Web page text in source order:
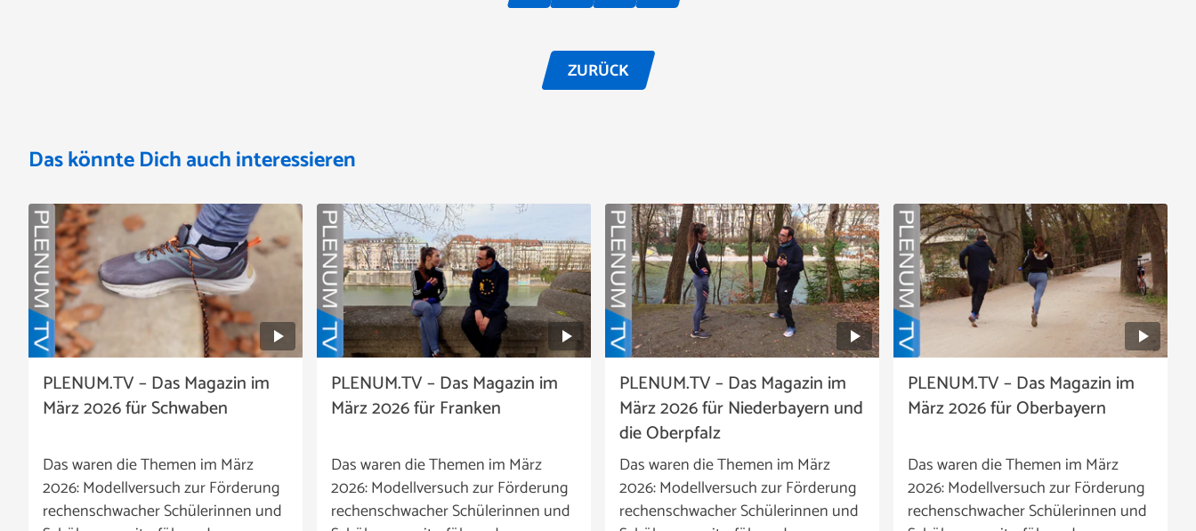
ZURÜCK
Das könnte Dich auch interessieren
PLENUM.TV – Das Magazin im
März 2026 für Schwaben
Das waren die Themen im März
2026: Modellversuch zur Förderung
rechenschwacher Schülerinnen und
PLENUM.TV – Das Magazin im
März 2026 für Franken
Das waren die Themen im März
2026: Modellversuch zur Förderung
rechenschwacher Schülerinnen und
PLENUM.TV – Das Magazin im
März 2026 für Niederbayern und
die Oberpfalz
Das waren die Themen im März
2026: Modellversuch zur Förderung
rechenschwacher Schülerinnen und
PLENUM.TV – Das Magazin im
März 2026 für Oberbayern
Das waren die Themen im März
2026: Modellversuch zur Förderung
rechenschwacher Schülerinnen und